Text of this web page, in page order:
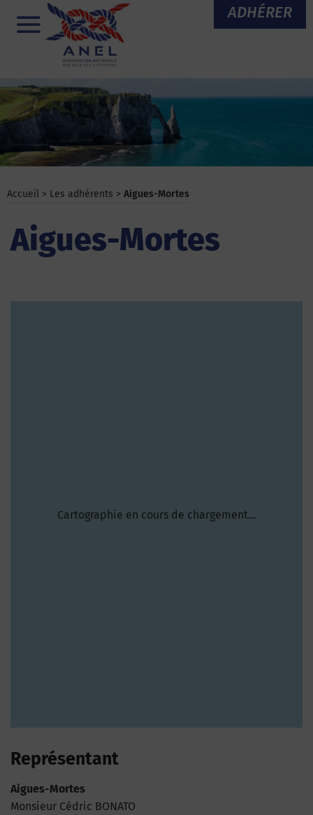
ADHÉRER
Menu
Accueil > Les adhérents > Aigues-Mortes
Aigues-Mortes
Cartographie en cours de chargement...
Représentant
Aigues-Mortes
Monsieur Cédric BONATO